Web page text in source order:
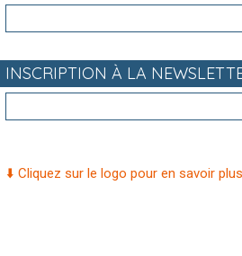
INSCRIPTION À LA
⬇️ Cliquez sur le logo pour en savoir